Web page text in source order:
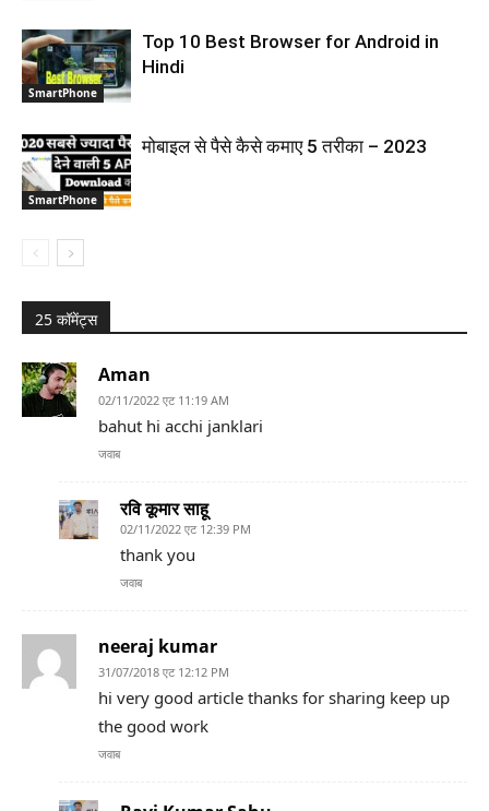
SmartPhone
Top 10 Best Browser for Android in
Hindi
SmartPhone
मोबाइल से पैसे कैसे कमाए 5 तरीका – 2023
25 कॉमेंट्स
Aman
02/11/2022 एट 11:19 AM
bahut hi acchi janklari
जवाब
रवि कूमार साहू
02/11/2022 एट 12:39 PM
thank you
जवाब
neeraj kumar
31/07/2018 एट 12:12 PM
hi very good article thanks for sharing keep up
the good work
जवाब